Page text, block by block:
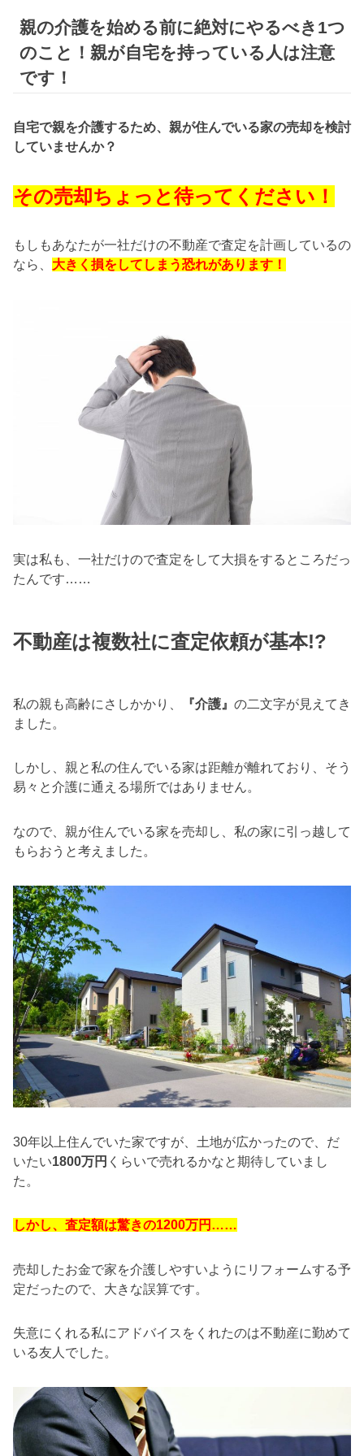
content
キレイのミカタ
親の介護を始める前に絶対にやるべき1つ
のこと！親が自宅を持っている人は注意
です！
自宅で親を介護するため、親が住んでいる家の売却を検討
していませんか？
その売却ちょっと待ってください！
もしもあなたが一社だけの不動産で査定を計画しているの
なら、 大きく損をしてしまう恐れがあります！
実は私も、一社だけので査定をして大損をするところだっ
たんです……
不動産は複数社に査定依頼が基本!?
私の親も高齢にさしかかり、 『介護』 の二文字が見えてき
ました。
しかし、親と私の住んでいる家は距離が離れており、そう
易々と介護に通える場所ではありません。
なので、親が住んでいる家を売却し、私の家に引っ越して
もらおうと考えました。
30年以上住んでいた家ですが、土地が広かったので、だ
いたい1800万円 くらいで売れるかなと期待していまし
た。
しかし、査定額は驚きの1200万円……
売却したお金で家を介護しやすいようにリフォームする予
定だったので、大きな誤算です。
失意にくれる私にアドバイスをくれたのは不動産に勤めて
いる友人でした。